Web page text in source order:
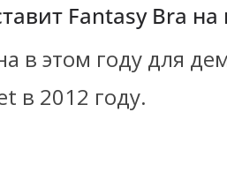
Fantasy Bra
в этом году для
в 2012 году.